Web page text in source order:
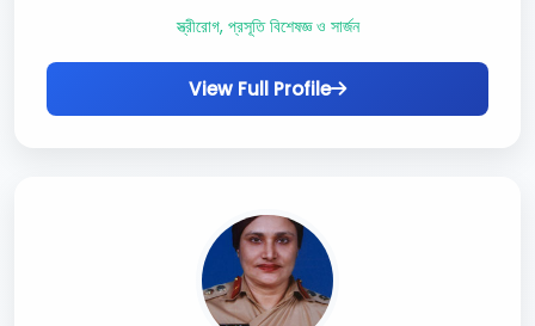
স্ত্রীরোগ, প্রসূতি বিশেষজ্ঞ ও সার্জন
View Full Profile